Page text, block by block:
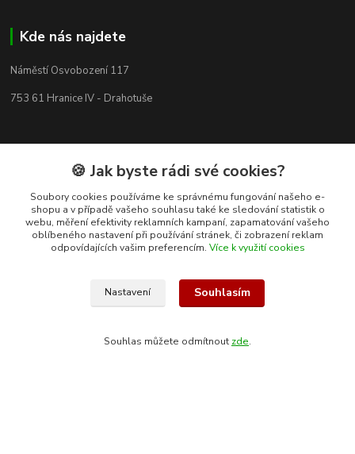
Kde nás najdete
Náměstí Osvobození 117
753 61 Hranice IV - Drahotuše
🍪 Jak byste rádi své cookies?
Soubory cookies používáme ke správnému fungování našeho e-
shopu a v případě vašeho souhlasu také ke sledování statistik o
webu, měření efektivity reklamních kampaní, zapamatování vašeho
oblíbeného nastavení při používání stránek, či zobrazení reklam
odpovídajících vašim preferencím. Více k využití cookies
Nastavení Souhlasím
Souhlas můžete odmítnout zde.